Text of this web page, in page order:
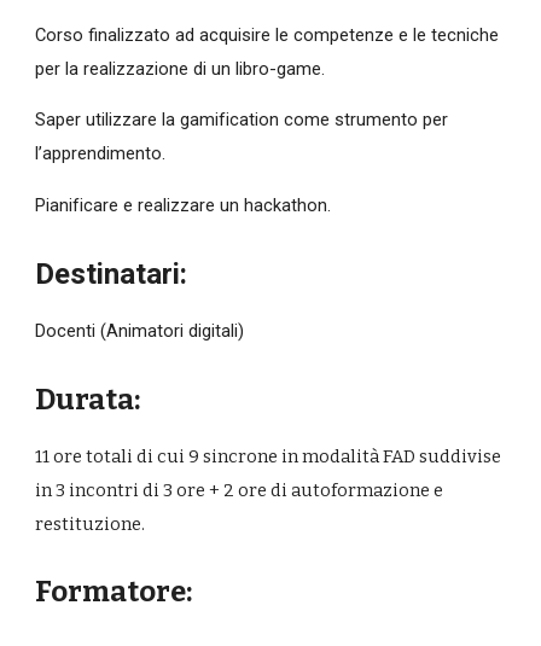
Corso finalizzato ad acquisire le competenze e le tecniche
per la realizzazione di un libro-game.
Saper utilizzare la gamification come strumento per
l’apprendimento.
Pianificare e realizzare un hackathon.
Destinatari:
Docenti (Animatori digitali)
Durata:
11 ore totali di cui 9 sincrone in modalità FAD suddivise
in 3 incontri di 3 ore + 2 ore di autoformazione e
restituzione.
Formatore: